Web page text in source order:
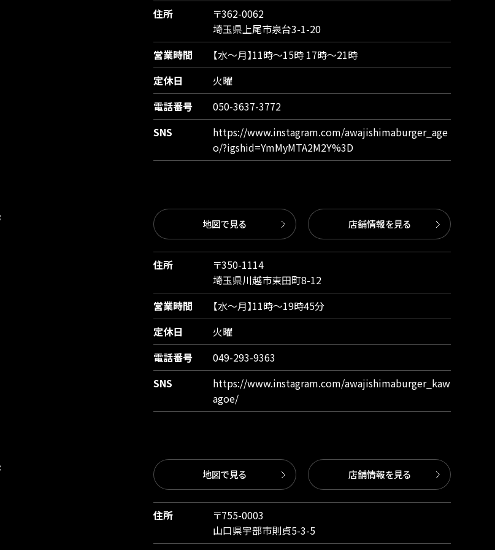
住所
〒362-0062
埼玉県上尾市泉台3-1-20
営業時間
【水〜月】11時～15時 17時～21時
定休日
火曜
電話番号
050-3637-3772
SNS
https://www.instagram.com/awajishimaburger_age
o/?igshid=YmMyMTA2M2Y%3D
地図で見る 店舗情報を見る
住所
〒350-1114
埼玉県川越市東田町8-12
営業時間
【水〜月】11時〜19時45分
定休日
火曜
電話番号
049-293-9363
SNS
https://www.instagram.com/awajishimaburger_kaw
agoe/
地図で見る 店舗情報を見る
住所
〒755-0003
山口県宇部市則貞5-3-5